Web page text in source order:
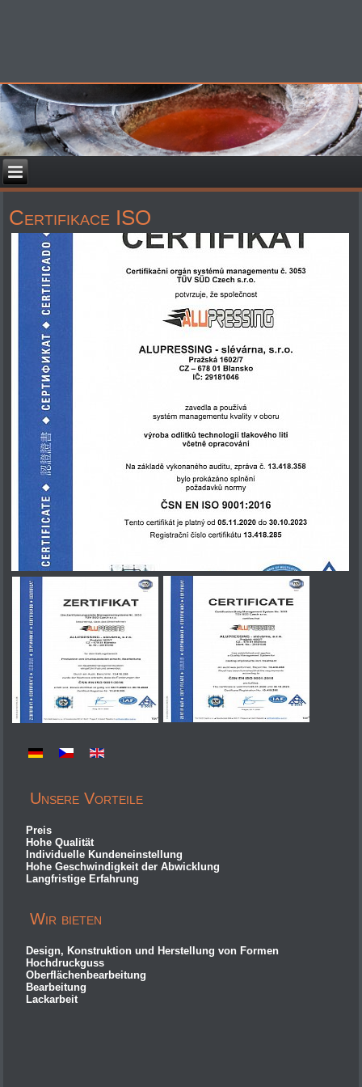
Certifikace ISO
Unsere Vorteile
Preis
Hohe Qualität
Individuelle Kundeneinstellung
Hohe Geschwindigkeit der Abwicklung
Langfristige Erfahrung
Wir bieten
Design, Konstruktion und Herstellung von Formen
Hochdruckguss
Oberflächenbearbeitung
Bearbeitung
Lackarbeit